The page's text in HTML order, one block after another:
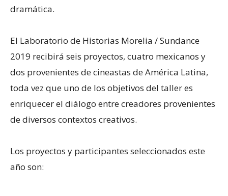
dramática.
El Laboratorio de Historias Morelia / Sundance
2019 recibirá seis proyectos, cuatro mexicanos y
dos provenientes de cineastas de América Latina,
toda vez que uno de los objetivos del taller es
enriquecer el diálogo entre creadores provenientes
de diversos contextos creativos.
Los proyectos y participantes seleccionados este
año son: